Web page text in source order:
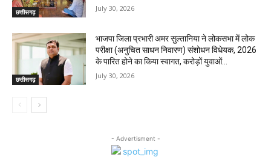
छत्तीसगढ़ July 30, 2026
छत्तीसगढ़
भाजपा जिला प्रभारी अमर सुल्तानिया ने लोकसभा में लोक
परीक्षा (अनुचित साधन निवारण) संशोधन विधेयक, 2026
के पारित होने का किया स्वागत, करोड़ों युवाओं...
July 30, 2026
- Advertisment -